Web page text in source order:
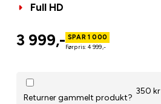
Full HD
3 999,- SPAR 1 000
Førpris: 4 999,-
Returner gammelt produkt?
350 kr